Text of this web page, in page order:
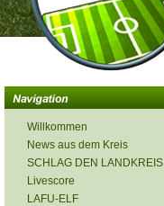
Willkommen
News aus dem Kreis
SCHLAG DEN LANDKREIS
Livescore
LAFU-ELF